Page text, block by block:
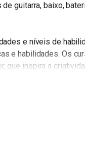
guitarra, baixo,
e níveis de
e habilidades. Os
que inspira a
sua metodologia
ensino, os alunos